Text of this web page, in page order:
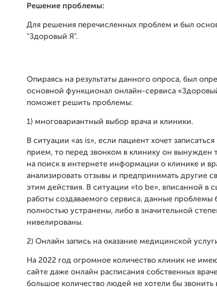
Решение проблемы:
Для решения перечисленных проблем и был
"Здоровый Я".
Опираясь на результаты данного опроса, был
основной функционал онлайн-сервиса
поможет решить проблемы:
1) многовариантный выбор врача и клиники.
В ситуации «as is», если пациент хочет записаться
прием, то перед звонком в клинику он вынужден
на поиск в интернете информации о клинике и
анализировать отзывы и предпринимать другие
этим действия. В ситуации «to be», вписанной в
работы создаваемого сервиса, данные проблемы
полностью устранены, либо в значительной
нивелированы.
2) Онлайн запись на оказание медицинской
На 2022 год огромное количество клиник не
сайте даже онлайн расписания собственных
большое количество людей не хотели бы звонить